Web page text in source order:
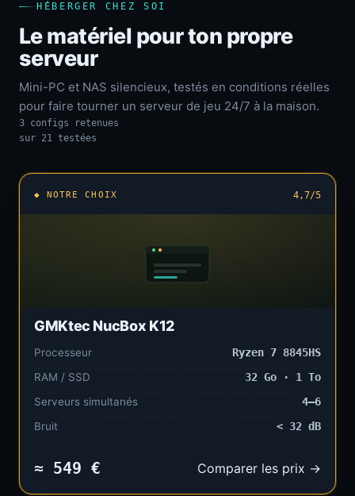
HÉBERGER CHEZ SOI
Le matériel pour ton propre
serveur
Mini-PC et NAS silencieux, testés en conditions réelles
pour faire tourner un serveur de jeu 24/7 à la maison.
3 configs retenues
sur 21 testées
◆ NOTRE CHOIX 4,7/5
GMKtec NucBox K12
Processeur
Ryzen 7 8845HS
RAM / SSD
32 Go · 1 To
Serveurs simultanés
4–6
Bruit
< 32 dB
≈ 549 € Comparer les prix →